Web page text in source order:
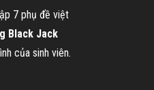
7 phụ đề việt
Black Jack
của sinh viên.